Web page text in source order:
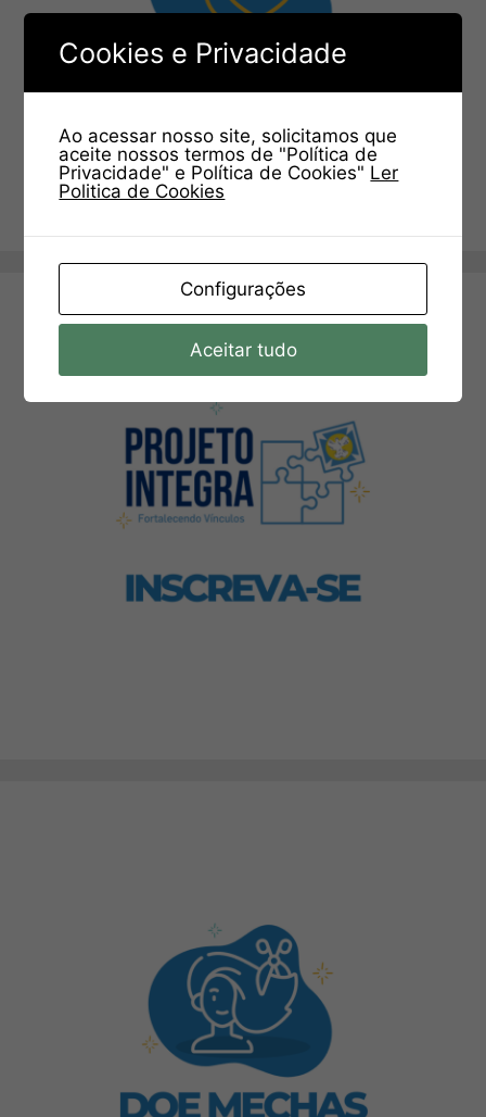
Cookies e Privacidade
Ao acessar nosso site, solicitamos que
aceite nossos termos de "Política de
Privacidade" e Política de Cookies" Ler
Politica de Cookies
Configurações
Aceitar tudo